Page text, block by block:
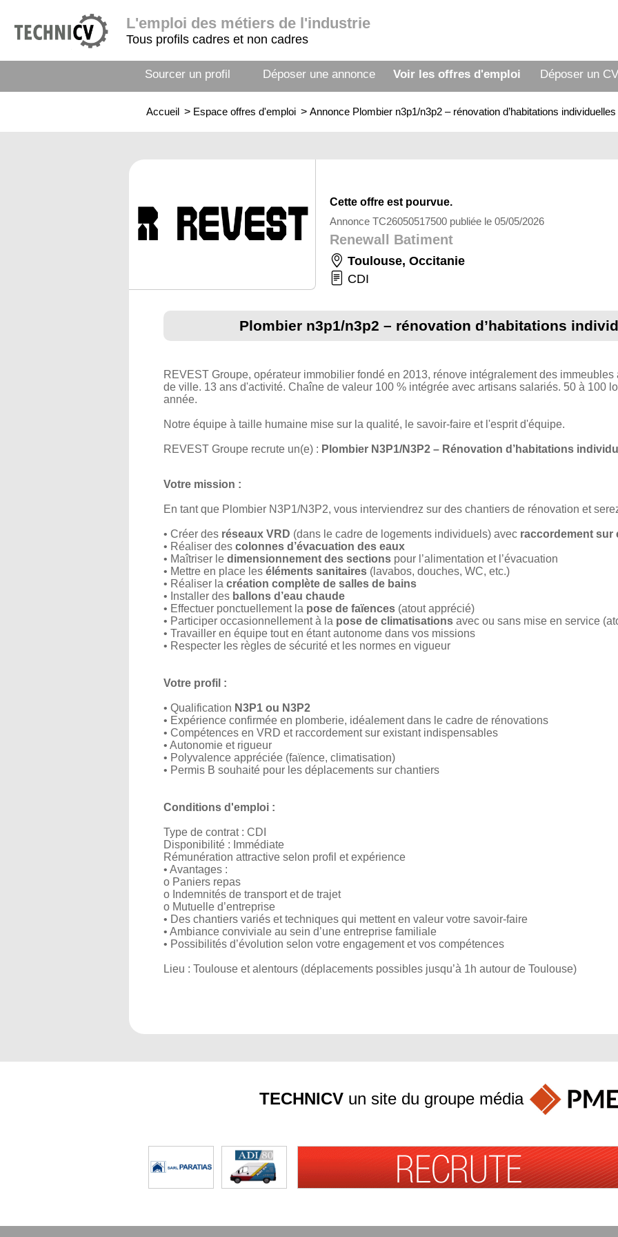
L'emploi des métiers de l'industrie
Tous profils cadres et non cadres
Sourcer un profil Déposer une annonce Voir les offres d'emploi Déposer un CV
Accueil > Espace offres d'emploi > Annonce Plombier n3p1/n3p2 – rénovation d’habitations
Cette offre est pourvue.
Annonce TC26050517500 publiée le 05/05/2026
Renewall Batiment
Toulouse, Occitanie
CDI
Plombier n3p1/n3p2 – rénovation d’habitations
REVEST Groupe, opérateur immobilier fondé en 2013, rénove intégralement des
de ville. 13 ans d'activité. Chaîne de valeur 100 % intégrée avec artisans salariés. 50 à 100
année.
Notre équipe à taille humaine mise sur la qualité, le savoir-faire et l'esprit d'équipe.
REVEST Groupe recrute un(e) : Plombier N3P1/N3P2 – Rénovation d’habitations
Votre mission :
En tant que Plombier N3P1/N3P2, vous interviendrez sur des chantiers de rénovation et
• Créer des réseaux VRD (dans le cadre de logements individuels) avec raccordement sur
• Réaliser des colonnes d’évacuation des eaux
• Maîtriser le dimensionnement des sections pour l’alimentation et l’évacuation
• Mettre en place les éléments sanitaires (lavabos, douches, WC, etc.)
• Réaliser la création complète de salles de bains
• Installer des ballons d’eau chaude
• Effectuer ponctuellement la pose de faïences (atout apprécié)
• Participer occasionnellement à la pose de climatisations avec ou sans mise en service
• Travailler en équipe tout en étant autonome dans vos missions
• Respecter les règles de sécurité et les normes en vigueur
Votre profil :
• Qualification N3P1 ou N3P2
• Expérience confirmée en plomberie, idéalement dans le cadre de rénovations
• Compétences en VRD et raccordement sur existant indispensables
• Autonomie et rigueur
• Polyvalence appréciée (faïence, climatisation)
• Permis B souhaité pour les déplacements sur chantiers
Conditions d'emploi :
Type de contrat : CDI
Disponibilité : Immédiate
Rémunération attractive selon profil et expérience
• Avantages :
o Paniers repas
o Indemnités de transport et de trajet
o Mutuelle d’entreprise
• Des chantiers variés et techniques qui mettent en valeur votre savoir-faire
• Ambiance conviviale au sein d’une entreprise familiale
• Possibilités d’évolution selon votre engagement et vos compétences
Lieu : Toulouse et alentours (déplacements possibles jusqu’à 1h autour de Toulouse)
TECHNICVun site du groupe média